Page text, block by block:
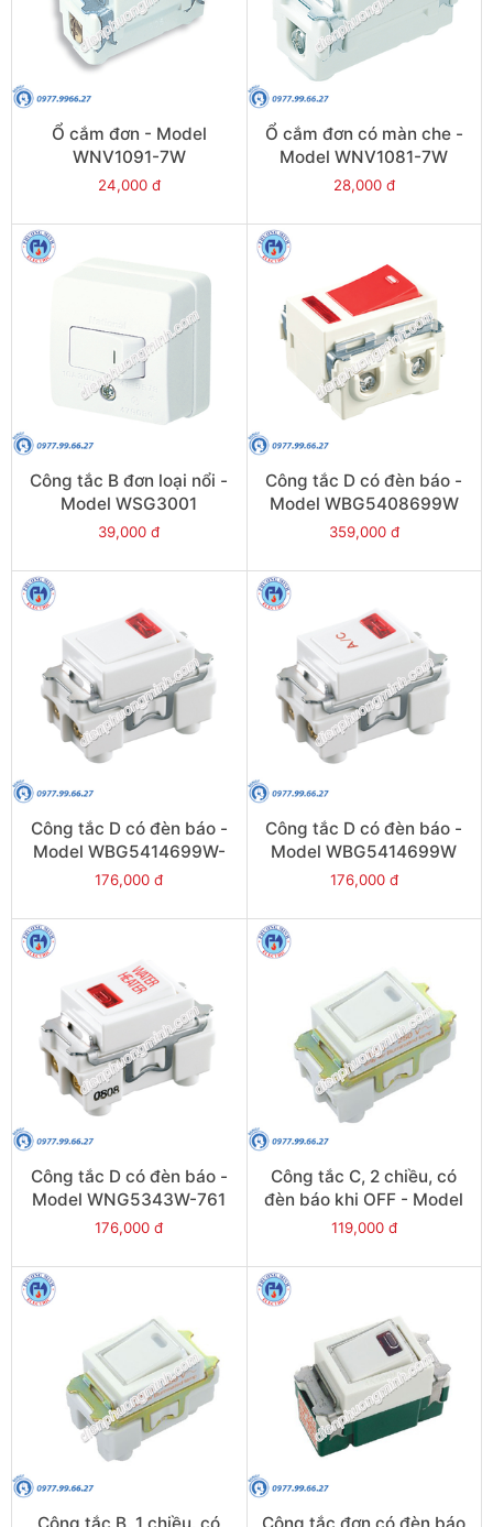
Ổ cắm đơn - Model
WNV1091-7W
24,000 đ
Ổ cắm đơn có màn che -
Model WNV1081-7W
28,000 đ
Công tắc B đơn loại nổi -
Model WSG3001
39,000 đ
Công tắc D có đèn báo -
Model WBG5408699W
359,000 đ
Công tắc D có đèn báo -
Model WBG5414699W-
SP
176,000 đ
Công tắc D có đèn báo -
Model WBG5414699W
176,000 đ
Công tắc D có đèn báo -
Model WNG5343W-761
176,000 đ
Công tắc C, 2 chiều, có
đèn báo khi OFF - Model
WNG5052W-751
119,000 đ